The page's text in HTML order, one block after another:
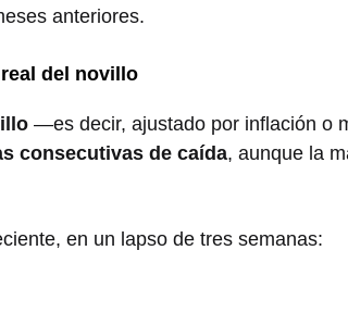
anteriores.
del novillo
—es decir, ajustado por inflación o
consecutivas de caída, aunque la
en un lapso de tres semanas: